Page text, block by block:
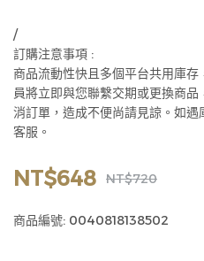
/
訂購注意事項 :
商品流動性快且多個平台共用庫
員將立即與您聯繫交期或更換商
消訂單，造成不便尚請見諒。如
客服。
NT$648 NT$720
商品編號: 0040818138502